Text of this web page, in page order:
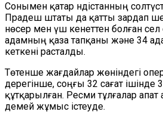
Сонымен қатар Үндістанның
Прадеш штаты да қатты зардап
нөсер мен үш кенеттен болған
адамның қаза тапқаны және 34
кеткені расталды.
Төтенше жағдайлар жөніндегі
дерегінше, соңғы 32 сағат ішінде
құтқарылған. Ресми тұлғалар
демей жұмыс істеуде.